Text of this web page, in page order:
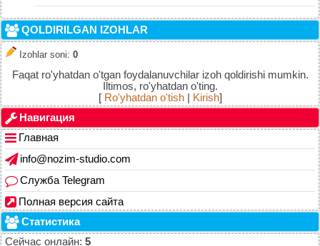
QOLDIRILGAN IZOHLAR
Izohlar soni: 0
Faqat ro'yhatdan o'tgan foydalanuvchilar izoh qoldirishi mumkin.
Iltimos, ro'yhatdan o'ting.
[ Ro'yhatdan o'tish| Kirish]
Навигация
Главная
info@nozim-studio.com
Служба Telegram
Полная версия сайта
Статистика
Сейчас онлайн: 5